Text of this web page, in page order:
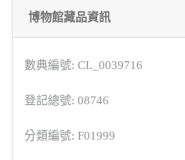
博物館藏品資訊
數典編號: CL_0039716
登記總號: 08746
分類編號: F01999